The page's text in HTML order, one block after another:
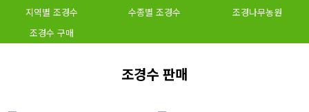
지역별 조경수
수종별 조경수
조경나무농원
조경수 구매
조경수 판매